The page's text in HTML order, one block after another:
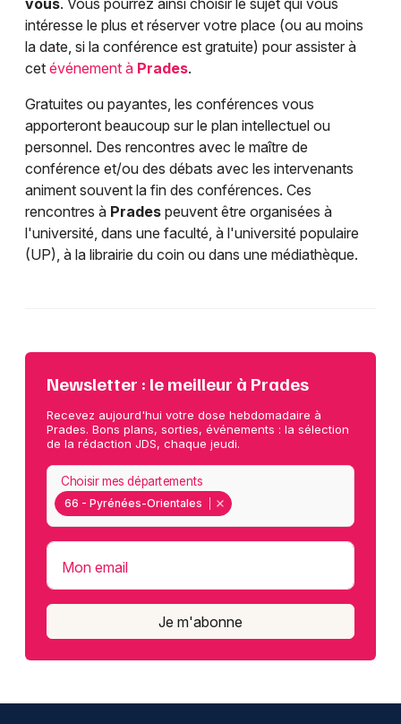
vous. Vous pourrez ainsi choisir le sujet qui vous
intéresse le plus et réserver votre place (ou au moins
la date, si la conférence est gratuite) pour assister à
cet événement à Prades.
Gratuites ou payantes, les conférences vous
apporteront beaucoup sur le plan intellectuel ou
personnel. Des rencontres avec le maître de
conférence et/ou des débats avec les intervenants
animent souvent la fin des conférences. Ces
rencontres à Prades peuvent être organisées à
l'université, dans une faculté, à l'université populaire
(UP), à la librairie du coin ou dans une médiathèque.
Newsletter : le meilleur à Prades
Recevez aujourd'hui votre dose hebdomadaire à
Prades. Bons plans, sorties, événements : la sélection
de la rédaction JDS, chaque jeudi.
66 - Pyrénées-Orientales
Choisir mes départements
Mon email
Je m'abonne